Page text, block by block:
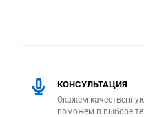
Климатическая техника
КОНСУЛЬТАЦИЯ
Окажем
поможем в выборе